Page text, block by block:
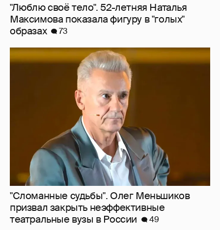
"Люблю своё тело". 52-летняя Наталья
Максимова показала фигуру в "голых"
образах
73
"Сломанные судьбы". Олег Меньшиков
призвал закрыть неэффективные
театральные вузы в России
49